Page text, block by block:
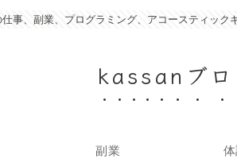
仕事、副業、プログラミング、アコースティック
kassanブ
副業